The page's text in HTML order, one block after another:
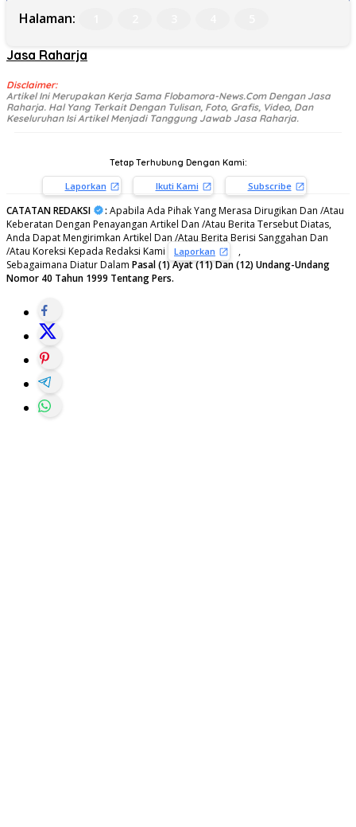
Halaman:
Jasa Raharja
Disclaimer:
Artikel Ini Merupakan Kerja Sama Flobamora-News.Com Dengan Jasa
Raharja. Hal Yang Terkait Dengan Tulisan, Foto, Grafis, Video, Dan
Keseluruhan Isi Artikel Menjadi Tanggung Jawab Jasa Raharja.
Tetap Terhubung Dengan Kami:
Laporkan Ikuti Kami Subscribe
CATATAN REDAKSI : Apabila Ada Pihak Yang Merasa Dirugikan Dan /Atau
Keberatan Dengan Penayangan Artikel Dan /Atau Berita Tersebut Diatas,
Anda Dapat Mengirimkan Artikel Dan /Atau Berita Berisi Sanggahan Dan
/Atau Koreksi Kepada Redaksi Kami
Laporkan
,
Sebagaimana Diatur Dalam Pasal (1) Ayat (11) Dan (12) Undang-Undang
Nomor 40 Tahun 1999 Tentang Pers.